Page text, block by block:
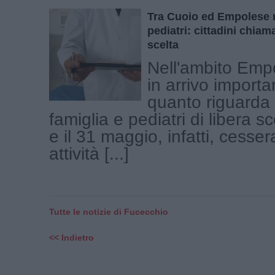
Tra Cuoio ed Empolese
pediatri: cittadini
scelta
Nell'ambito
in arrivo
quanto riguarda
famiglia e pediatri di libera
e il 31 maggio, infatti,
attività [...]
Tutte le notizie di Fucecchio
<< Indietro